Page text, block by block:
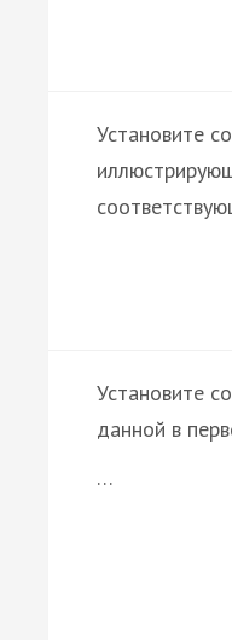
Установите
Установите
данной в
…